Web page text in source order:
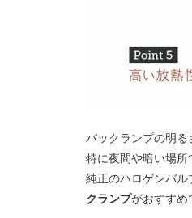
バックランプの明る
特に夜間や暗い場所
純正のハロゲンバル
クランプがおすすめ